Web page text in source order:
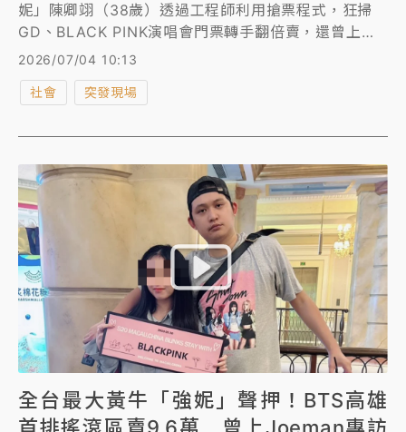
妮」陳卿翊（38歲）透過工程師利用搶票程式，狂掃
GD、BLACK PINK演唱會門票轉手翻倍賣，還曾上
Joeman網紅分享搶票心得，2023年《文化創意產業
發展法》上路後， 陳卿翊依舊高調賣黃牛票，就連南
韓天團BTS（防彈少年團）今年11月在高雄開唱，票價
倍以9.6萬元售出。刑事局1日逮捕陳男，警訊後，昨(3
日)依《文創法》及《刑法》偽造文書等罪嫌移送北
檢，檢察官複訊後向法院聲押禁見，但法官深夜裁定50
萬元交保。
2026/07/04 10:13
社會 突發現場
全台最大黃牛「強妮」聲押！BTS高雄
首排搖滾區賣9.6萬 曾上Joeman專訪